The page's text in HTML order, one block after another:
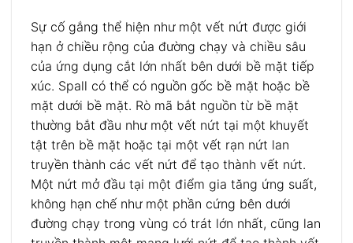
Sự cố gắng thể hiện như một vết nứt được giới
hạn ở chiều rộng của đường chạy và chiều sâu
của ứng dụng cắt lớn nhất bên dưới bề mặt tiếp
xúc. Spall có thể có nguồn gốc bề mặt hoặc bề
mặt dưới bề mặt. Rò mã bắt nguồn từ bề mặt
thường bắt đầu như một vết nứt tại một khuyết
tật trên bề mặt hoặc tại một vết rạn nứt lan
truyền thành các vết nứt để tạo thành vết nứt.
Một nứt mở đầu tại một điểm gia tăng ứng suất,
không hạn chế như một phần cứng bên dưới
đường chạy trong vùng có trát lớn nhất, cũng lan